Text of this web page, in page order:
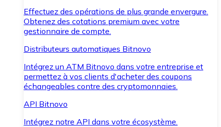
Effectuez des opérations de plus grande envergure.
Obtenez des cotations premium avec votre
gestionnaire de compte.
Distributeurs automatiques Bitnovo
Intégrez un ATM Bitnovo dans votre entreprise et
permettez à vos clients d'acheter des coupons
échangeables contre des cryptomonnaies.
API Bitnovo
Intégrez notre API dans votre écosystème.